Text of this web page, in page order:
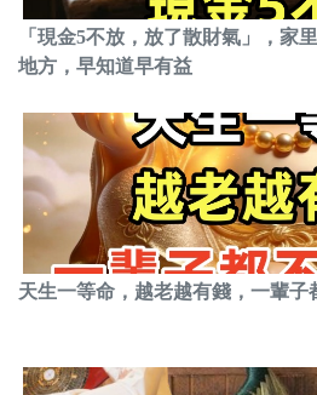
「現金5不放，放了散財氣」，家
地方，早知道早有益
天生一等命，越老越有錢，一輩子